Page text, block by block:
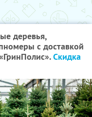
деревья,
с доставкой
Скидка